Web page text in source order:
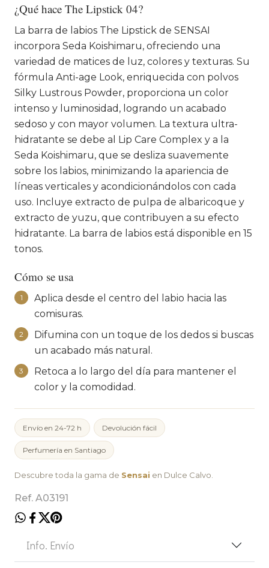
¿Qué hace The Lipstick 04?
La barra de labios The Lipstick de SENSAI
incorpora Seda Koishimaru, ofreciendo una
variedad de matices de luz, colores y texturas. Su
fórmula Anti-age Look, enriquecida con polvos
Silky Lustrous Powder, proporciona un color
intenso y luminosidad, logrando un acabado
sedoso y con mayor volumen. La textura ultra-
hidratante se debe al Lip Care Complex y a la
Seda Koishimaru, que se desliza suavemente
sobre los labios, minimizando la apariencia de
líneas verticales y acondicionándolos con cada
uso. Incluye extracto de pulpa de albaricoque y
extracto de yuzu, que contribuyen a su efecto
hidratante. La barra de labios está disponible en 15
tonos.
Cómo se usa
1
Aplica desde el centro del labio hacia las
comisuras.
2
Difumina con un toque de los dedos si buscas
un acabado más natural.
3
Retoca a lo largo del día para mantener el
color y la comodidad.
Envío en 24-72 h Devolución fácil
Perfumería en Santiago
Descubre toda la gama de Sensai en Dulce Calvo.
Ref. A03191
Info. Envío